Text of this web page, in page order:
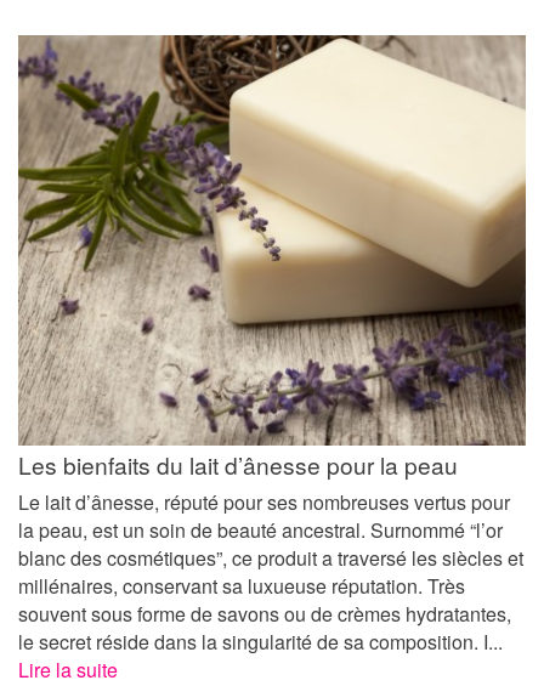
Les bienfaits du lait d’ânesse pour la peau
Le lait d’ânesse, réputé pour ses nombreuses vertus pour
la peau, est un soin de beauté ancestral. Surnommé “l’or
blanc des cosmétiques”, ce produit a traversé les siècles et
millénaires, conservant sa luxueuse réputation. Très
souvent sous forme de savons ou de crèmes hydratantes,
le secret réside dans la singularité de sa composition. I...
Lire la suite